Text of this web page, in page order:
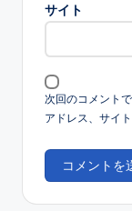
サイト
次回のコメント
アドレス、サイト